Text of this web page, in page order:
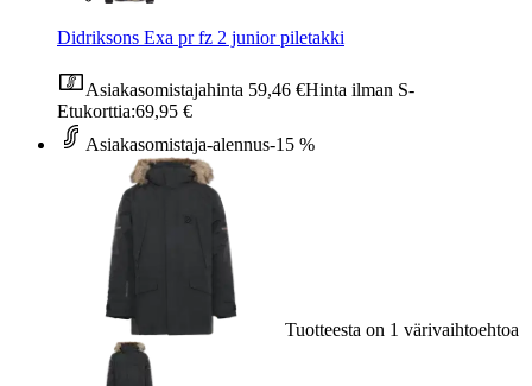
Didriksons Exa pr fz 2 junior piletakki
Asiakasomistajahinta 59,46 €Hinta ilman S-
Etukorttia:69,95 €
Asiakasomistaja-alennus-15 %
Tuotteesta on 1 värivaihtoehtoa